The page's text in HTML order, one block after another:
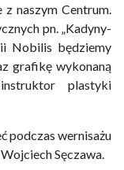
z naszym Centrum.
pn. „Kadyny-
Nobilis będziemy
grafikę wykonaną
plastyki
podczas wernisażu
Sęczawa.